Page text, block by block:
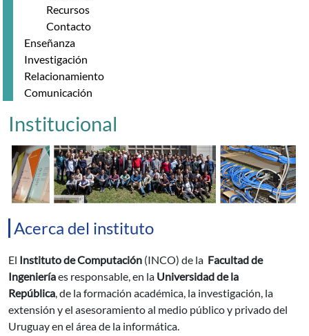
Recursos
Contacto
Enseñanza
Investigación
Relacionamiento
Comunicación
Institucional
Acerca del instituto
El Instituto de Computación (INCO) de la Facultad de
Ingenieríaes responsable, en la Universidad de la
República , de la formación académica, la investigación, la
extensión y el asesoramiento al medio público y privado del
Uruguay en el área de la informática.